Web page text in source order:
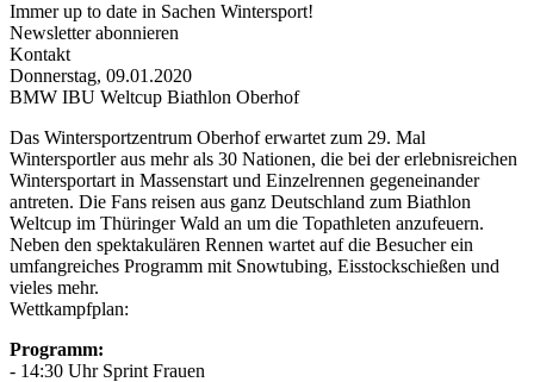
Immer up to date in Sachen Wintersport!
Newsletter abonnieren
Kontakt
Donnerstag, 09.01.2020
BMW IBU Weltcup Biathlon Oberhof
Das Wintersportzentrum Oberhof erwartet zum 29. Mal
Wintersportler aus mehr als 30 Nationen, die bei der erlebnisreichen
Wintersportart in Massenstart und Einzelrennen gegeneinander
antreten. Die Fans reisen aus ganz Deutschland zum Biathlon
Weltcup im Thüringer Wald an um die Topathleten anzufeuern.
Neben den spektakulären Rennen wartet auf die Besucher ein
umfangreiches Programm mit Snowtubing, Eisstockschießen und
vieles mehr.
Wettkampfplan:
Programm:
- 14:30 Uhr Sprint Frauen